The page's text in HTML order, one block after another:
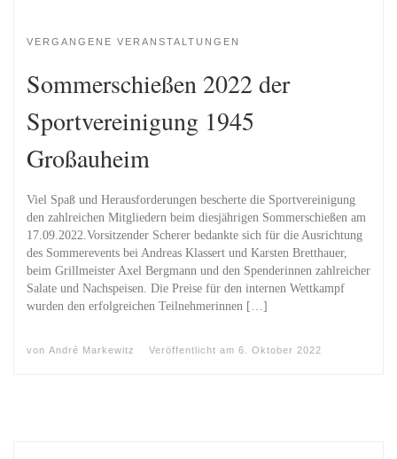
VERGANGENE VERANSTALTUNGEN
Sommerschießen 2022 der
Sportvereinigung 1945
Großauheim
Viel Spaß und Herausforderungen bescherte die Sportvereinigung
den zahlreichen Mitgliedern beim diesjährigen Sommerschießen am
17.09.2022.Vorsitzender Scherer bedankte sich für die Ausrichtung
des Sommerevents bei Andreas Klassert und Karsten Bretthauer,
beim Grillmeister Axel Bergmann und den Spenderinnen zahlreicher
Salate und Nachspeisen. Die Preise für den internen Wettkampf
wurden den erfolgreichen Teilnehmerinnen […]
von André Markewitz Veröffentlicht am 6. Oktober 2022